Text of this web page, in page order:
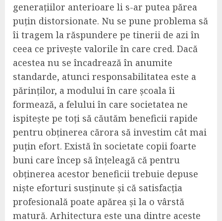
generațiilor anterioare li s-ar putea părea
puțin distorsionate. Nu se pune problema să
îi tragem la răspundere pe tinerii de azi în
ceea ce privește valorile în care cred. Dacă
acestea nu se încadrează în anumite
standarde, atunci responsabilitatea este a
părinților, a modului în care școala îi
formează, a felului în care societatea ne
ispitește pe toți să căutăm beneficii rapide
pentru obținerea cărora să investim cât mai
puțin efort. Există în societate copii foarte
buni care încep să înțeleagă că pentru
obținerea acestor beneficii trebuie depuse
niște eforturi susținute și că satisfacția
profesională poate apărea și la o vârstă
matură. Arhitectura este una dintre aceste